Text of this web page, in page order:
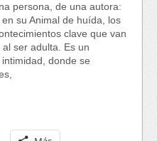
persona, de una autora:
su Animal de huída, los
clave que van
ser adulta. Es un
donde se